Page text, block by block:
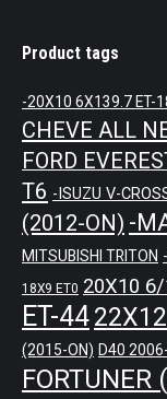
Product tags
-20X10 6X139.7 ET-
CHEVE ALL
FORD
T6 -ISUZU V-
(2012-ON) -
MITSUBISHI TRITON
18X9 ET0 20X10
ET-44
(2015-ON) D40